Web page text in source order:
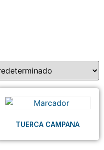
TUERCA CAMPANA